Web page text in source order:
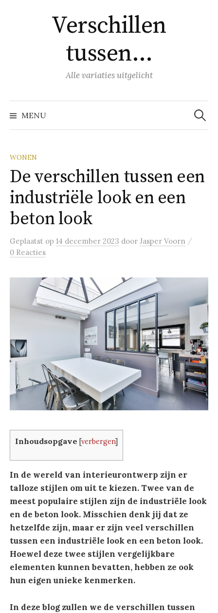
Verschillen
tussen…
Alle variaties uitgelicht
MENU
Zoeken
naar:
WONEN
De verschillen tussen een
industriële look en een
beton look
Geplaatst op 14 december 2023 door Jasper Voorn /
0 Reacties
Inhoudsopgave [verbergen]
In de wereld van interieurontwerp zijn er
talloze stijlen om uit te kiezen. Twee van de
meest populaire stijlen zijn de industriële look
en de beton look. Misschien denk jij dat ze
hetzelfde zijn, maar er zijn veel verschillen
tussen een industriële look en een beton look.
Hoewel deze twee stijlen vergelijkbare
elementen kunnen bevatten, hebben ze ook
hun eigen unieke kenmerken.
In deze blog zullen we de verschillen tussen